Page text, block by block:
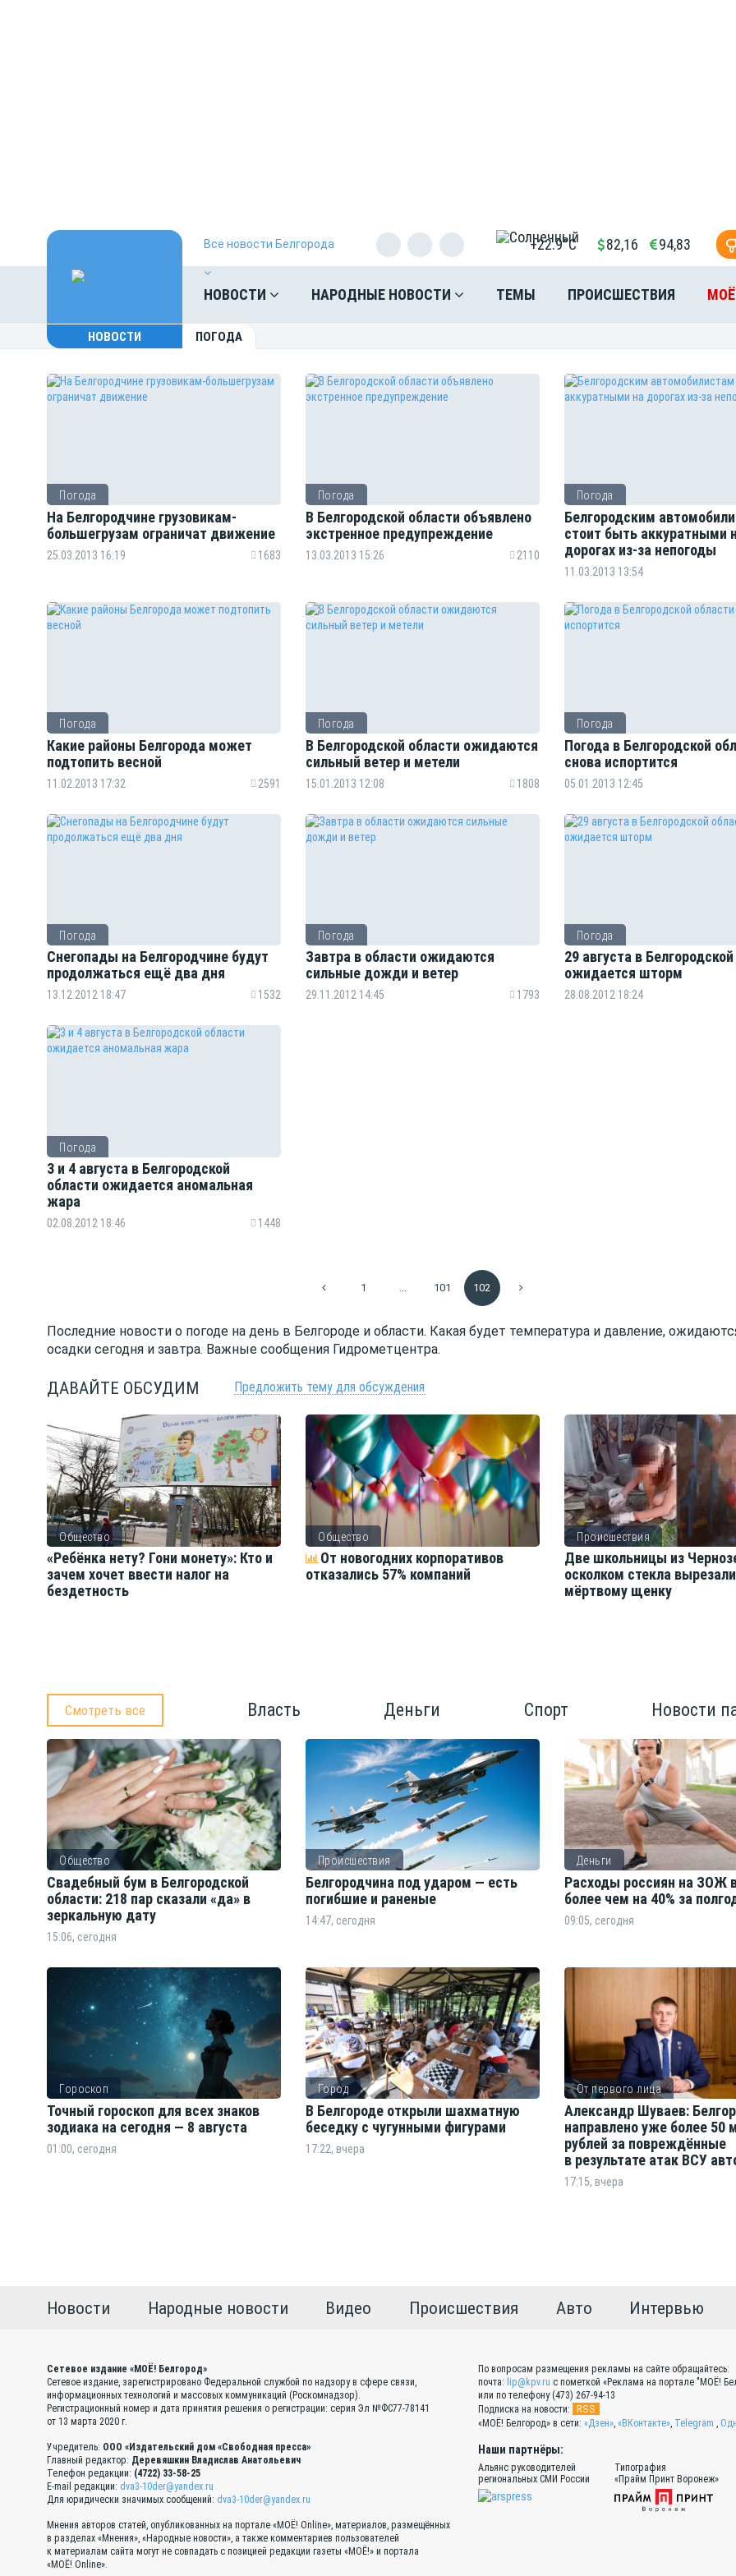
Все новости Белгорода +22.9°C 82,16 94,83
НОВОСТИ НАРОДНЫЕ НОВОСТИ ТЕМЫ ПРОИСШЕСТВИЯ
НОВОСТИ ПОГОДА
Погода
На Белгородчине грузовикам-
большегрузам ограничат движение
25.03.2013 16:19 1683
Погода
В Белгородской области объявлено
экстренное предупреждение
13.03.2013 15:26 2110
Погода
Белгородским
стоит быть аккуратными
дорогах из-за непогоды
11.03.2013 13:54
Погода
Какие районы Белгорода может
подтопить весной
11.02.2013 17:32 2591
Погода
В Белгородской области ожидаются
сильный ветер и метели
15.01.2013 12:08 1808
Погода
Погода в Белгородской
снова испортится
05.01.2013 12:45
Погода
Снегопады на Белгородчине будут
продолжаться ещё два дня
13.12.2012 18:47 1532
Погода
Завтра в области ожидаются
сильные дожди и ветер
29.11.2012 14:45 1793
Погода
29 августа в
ожидается шторм
28.08.2012 18:24
Погода
3 и 4 августа в Белгородской
области ожидается аномальная
жара
02.08.2012 18:46 1448
1 ... 101 102
Последние новости о погоде на день в Белгороде и области. Какая будет температура и давление,
осадки сегодня и завтра. Важные сообщения Гидрометцентра.
ДАВАЙТЕ ОБСУДИМ Предложить тему для обсуждения
Общество
«Ребёнка нету? Гони монету»: Кто и
зачем хочет ввести налог на
бездетность
Общество
От новогодних корпоративов
отказались 57% компаний
Происшествия
Две школьницы из
осколком стекла
мёртвому щенку
Смотреть все Власть Деньги Спорт Новости
Общество
Свадебный бум в Белгородской
области: 218 пар сказали «да» в
зеркальную дату
15:06, сегодня
Происшествия
Белгородчина под ударом — есть
погибшие и раненые
14:47, сегодня
Деньги
Расходы россиян на ЗОЖ
более чем на 40% за
09:05, сегодня
Гороскоп
Точный гороскоп для всех знаков
зодиака на сегодня — 8 августа
01:00, сегодня
Город
В Белгороде открыли шахматную
беседку с чугунными фигурами
17:22, вчера
От первого лица
Александр Шуваев:
направлено уже более 50
рублей за повреждённые
в результате атак ВСУ
17:15, вчера
Новости Народные новости Видео Происшествия Авто Интервью
Сетевое издание «МОЁ! Белгород»
Сетевое издание, зарегистрировано Федеральной службой по надзору в сфере связи,
информационных технологий и массовых коммуникаций (Роскомнадзор).
Регистрационный номер и дата принятия решения о регистрации: серия Эл №ФС77-78141
от 13 марта 2020 г.
Учредитель: ООО «Издательский дом «Свободная пресса»
Главный редактор: Деревяшкин Владислав Анатольевич
Телефон редакции: (4722) 33-58-25
E-mail редакции: dva3-10der@yandex.ru
Для юридически значимых сообщений: dva3-10der@yandex.ru
Мнения авторов статей, опубликованных на портале «МОЁ! Online», материалов, размещённых
в разделах «Мнения», «Народные новости», а также комментариев пользователей
к материалам сайта могут не совпадать с позицией редакции газеты «МОЁ!» и портала
«МОЁ! Online».
По вопросам размещения рекламы на сайте обращайтесь:
почта: lip@kpv.ru с пометкой «Реклама на портале "МОЁ!
или по телефону (473) 267-94-13
Подписка на новости:
RSS
«МОЁ! Белгород» в сети: «Дзен» «ВКонтакте» Telegram
Наши партнёры:
Альянс руководителей
региональных СМИ России
Типография
«Прайм Принт Воронеж»